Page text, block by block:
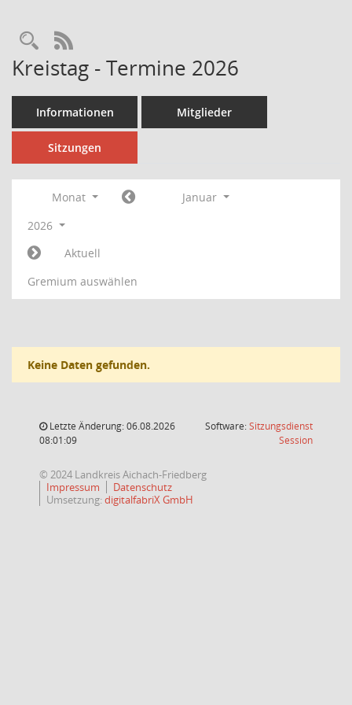
Rechercheauswahl
RSS-Feed
Kreistag - Termine 2026
Informationen Mitglieder
Sitzungen
Monat
Januar
2026
Aktuell
Gremium auswählen
Keine Daten gefunden.
Letzte Änderung: 06.08.2026
08:01:09
Software:Sitzungsdienst
Session(Wird in
© 2024 Landkreis Aichach-Friedberg
Impressum
Datenschutz
Umsetzung:digitalfabriX GmbH